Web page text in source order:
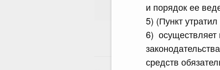
и порядок ее
5) (Пункт
6) осуществляет
средств